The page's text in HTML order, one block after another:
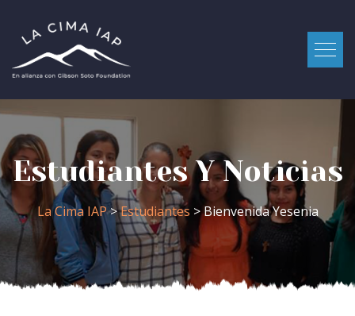
Estudiantes Y Noticias
La Cima IAP>Estudiantes > Bienvenida Yesenia